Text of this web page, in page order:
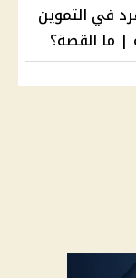
في التموين
| ما القصة؟